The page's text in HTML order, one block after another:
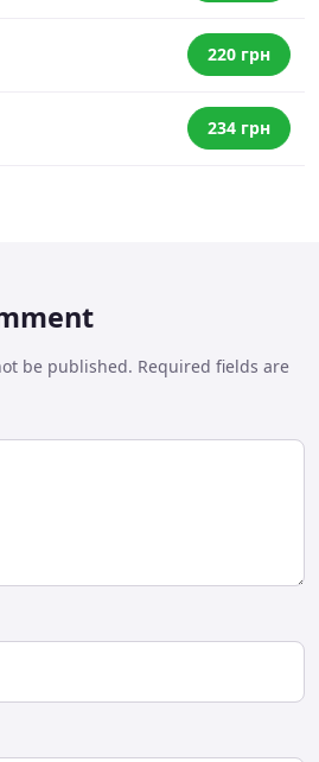
220 грн
234 грн
be published. Required fields are